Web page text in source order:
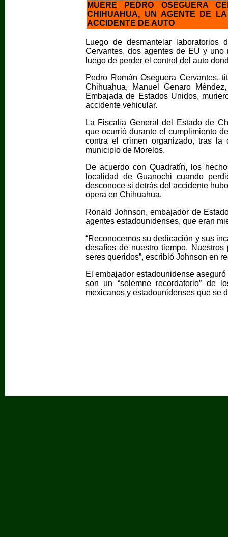
MUERE PEDRO OSEGUERA
CHIHUAHUA, UN AGENTE DE
ACCIDENTE DE AUTO
Luego de desmantelar laboratorios
Cervantes, dos agentes de EU y
luego de perder el control del auto
Pedro Román Oseguera Cervantes,
Chihuahua, Manuel Genaro
Embajada de Estados Unidos,
accidente vehicular.
La Fiscalía General del Estado de
que ocurrió durante el cumplimiento
contra el crimen organizado, tras la
municipio de Morelos.
De acuerdo con Quadratín, los
localidad de Guanochi cuando
desconoce si detrás del accidente
opera en Chihuahua.
Ronald Johnson, embajador de
agentes estadounidenses, que eran
“Reconocemos su dedicación y sus
desafíos de nuestro tiempo.
seres queridos”, escribió Johnson en
El embajador estadounidense
son un “solemne recordatorio” de
mexicanos y estadounidenses que se